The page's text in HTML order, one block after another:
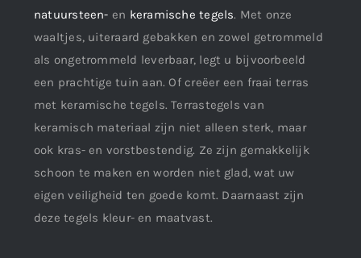
natuursteen- en keramische tegels. Met onze
waaltjes, uiteraard gebakken en zowel getrommeld
als ongetrommeld leverbaar, legt u bijvoorbeeld
een prachtige tuin aan. Of creëer een fraai terras
met keramische tegels. Terrastegels van
keramisch materiaal zijn niet alleen sterk, maar
ook kras- en vorstbestendig. Ze zijn gemakkelijk
schoon te maken en worden niet glad, wat uw
eigen veiligheid ten goede komt. Daarnaast zijn
deze tegels kleur- en maatvast.